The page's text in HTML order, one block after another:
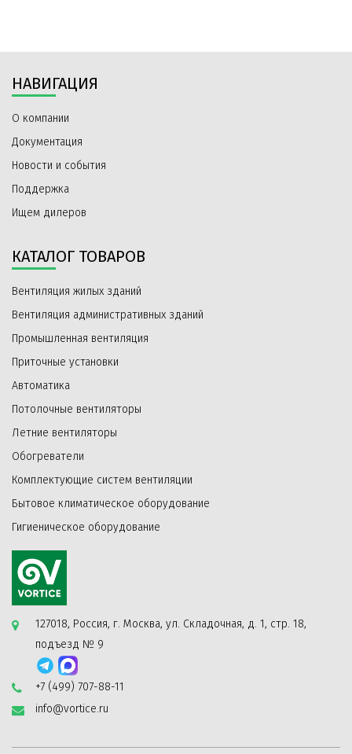
НАВИГАЦИЯ
О компании
Документация
Новости и события
Поддержка
Ищем дилеров
КАТАЛОГ ТОВАРОВ
Вентиляция жилых зданий
Вентиляция административных зданий
Промышленная вентиляция
Приточные установки
Автоматика
Потолочные вентиляторы
Летние вентиляторы
Обогреватели
Комплектующие систем вентиляции
Бытовое климатическое оборудование
Гигиеническое оборудование
127018, Россия, г. Москва, ул. Складочная, д. 1, стр. 18,
подъезд № 9
+7 (499) 707-88-11
info@vortice.ru